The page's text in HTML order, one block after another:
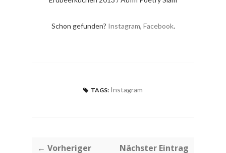
Schon gefunden? Instagram, Facebook.
TAGS: Instagram
← Vorheriger Nächster Eintrag